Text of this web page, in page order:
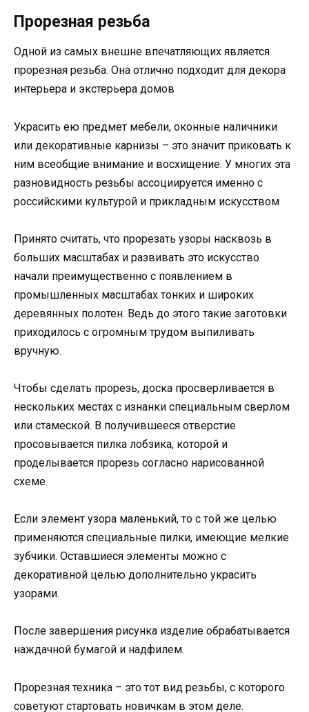
Прорезная резьба
Одной из самых внешне впечатляющих является
прорезная резьба. Она отлично подходит для декора
интерьера и экстерьера домов
Украсить ею предмет мебели, оконные наличники
или декоративные карнизы – это значит приковать к
ним всеобщие внимание и восхищение. У многих эта
разновидность резьбы ассоциируется именно с
российскими культурой и прикладным искусством
Принято считать, что прорезать узоры насквозь в
больших масштабах и развивать это искусство
начали преимущественно с появлением в
промышленных масштабах тонких и широких
деревянных полотен. Ведь до этого такие заготовки
приходилось с огромным трудом выпиливать
вручную.
Чтобы сделать прорезь, доска просверливается в
нескольких местах с изнанки специальным сверлом
или стамеской. В получившееся отверстие
просовывается пилка лобзика, которой и
проделывается прорезь согласно нарисованной
схеме.
Если элемент узора маленький, то с той же целью
применяются специальные пилки, имеющие мелкие
зубчики. Оставшиеся элементы можно с
декоративной целью дополнительно украсить
узорами.
После завершения рисунка изделие обрабатывается
наждачной бумагой и надфилем.
Прорезная техника – это тот вид резьбы, с которого
советуют стартовать новичкам в этом деле.